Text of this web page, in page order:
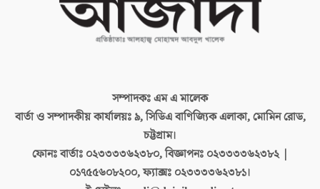
সম্পাদকঃএম এ মালেক
বার্তা ও সম্পাদকীয় কার্যালয়ঃ৯, সিডিএ বাণিজ্যিক এলাকা, মোমিন রোড,
চট্টগ্রাম।
ফোনঃ বার্তাঃ ০২৩৩৩৩৬২৩৮০, বিজ্ঞাপনঃ ০২৩৩৩৩৬২৩৮২ |
০১৭৫৫৬০৮২০০, ফ্যাক্সঃ ০২৩৩৩৩৬২৩৮১।